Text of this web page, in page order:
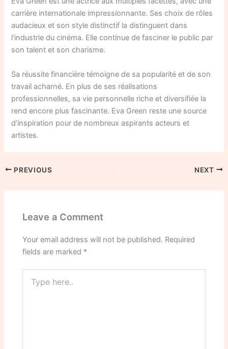
carrière internationale impressionnante. Ses choix de rôles
audacieux et son style distinctif la distinguent dans
l’industrie du cinéma. Elle continue de fasciner le public par
son talent et son charisme.
Sa réussite financière témoigne de sa popularité et de son
travail acharné. En plus de ses réalisations
professionnelles, sa vie personnelle riche et diversifiée la
rend encore plus fascinante. Eva Green reste une source
d’inspiration pour de nombreux aspirants acteurs et
artistes.
PREVIOUS NEXT
Leave a Comment
Your email address will not be published. Required
fields are marked *
here..